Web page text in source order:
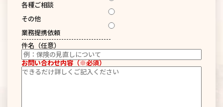
各種ご相談
その他
業務提携依頼
------------------------------------
件名（任意）
お問い合わせ内容（※必須）